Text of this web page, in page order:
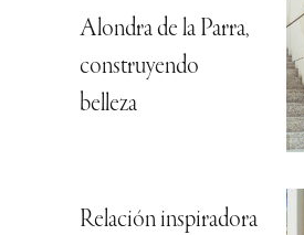
Alondra de la Parra,
construyendo
belleza
Relación inspiradora